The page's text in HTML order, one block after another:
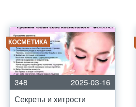
КОСМЕТИКА
348
2025-03-16
Секреты и хитрости